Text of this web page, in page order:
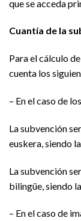
que se acceda
Cuantía de la
Para el cálculo
cuenta los
– En el caso de
La subvención
euskera, siendo
La subvención
bilingüe, siendo
– En el caso de